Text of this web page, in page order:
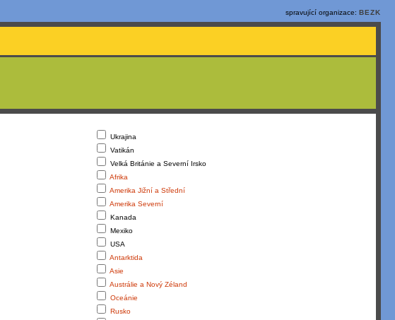
spravující organizace: BEZK
Ukrajina
Vatikán
Velká Británie a Severní Irsko
Afrika
Amerika Jižní a Střední
Amerika Severní
Kanada
Mexiko
USA
Antarktida
Asie
Austrálie a Nový Zéland
Oceánie
Rusko